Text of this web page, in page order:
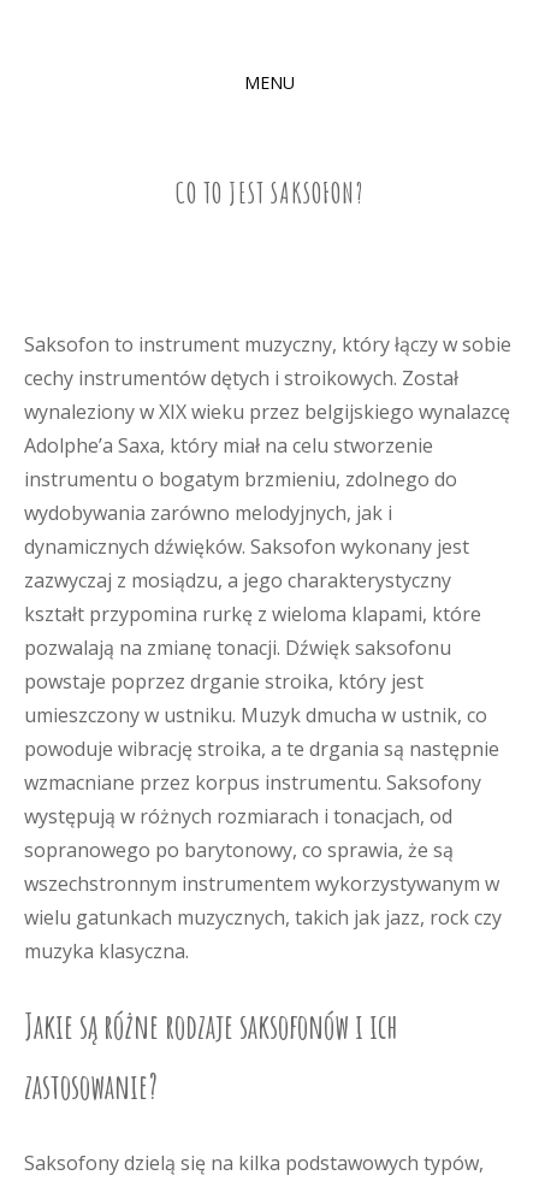
MENU
CO TO JEST SAKSOFON?
Saksofon to instrument muzyczny, który łączy w sobie
cechy instrumentów dętych i stroikowych. Został
wynaleziony w XIX wieku przez belgijskiego wynalazcę
Adolphe’a Saxa, który miał na celu stworzenie
instrumentu o bogatym brzmieniu, zdolnego do
wydobywania zarówno melodyjnych, jak i
dynamicznych dźwięków. Saksofon wykonany jest
zazwyczaj z mosiądzu, a jego charakterystyczny
kształt przypomina rurkę z wieloma klapami, które
pozwalają na zmianę tonacji. Dźwięk saksofonu
powstaje poprzez drganie stroika, który jest
umieszczony w ustniku. Muzyk dmucha w ustnik, co
powoduje wibrację stroika, a te drgania są następnie
wzmacniane przez korpus instrumentu. Saksofony
występują w różnych rozmiarach i tonacjach, od
sopranowego po barytonowy, co sprawia, że są
wszechstronnym instrumentem wykorzystywanym w
wielu gatunkach muzycznych, takich jak jazz, rock czy
muzyka klasyczna.
Jakie są różne rodzaje saksofonów i ich
zastosowanie?
Saksofony dzielą się na kilka podstawowych typów,